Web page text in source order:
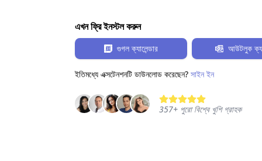
এখন ফ্রি ইনস্টল করুন
গুগল ক্যালেন্ডার আউটলুক
ইতিমধ্যে এক্সটেনশনটি ডাউনলোড করেছেন? সাইন ইন
357+ পুরো বিশ্বে খুশি গ্রাহক